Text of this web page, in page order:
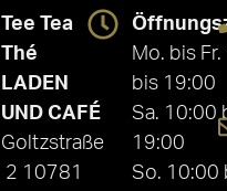
Tee Tea
Thé
LADEN
UND CAFÉ
Goltzstraße
2 10781
Mo. bis
bis 19:00
Sa. 10:00
19:00
So. 10:00